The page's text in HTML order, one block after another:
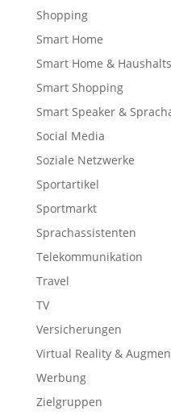
Shopping
Smart Home
Smart Home &
Smart Shopping
Smart Speaker &
Social Media
Soziale Netzwerke
Sportartikel
Sportmarkt
Sprachassistenten
Telekommunikation
Travel
TV
Versicherungen
Virtual Reality &
Werbung
Zielgruppen